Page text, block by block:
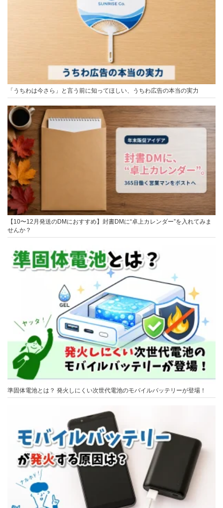
「うちわは今さら」と言う前に知ってほしい、うちわ広告の本当の実力
【10〜12月発送のDMにおすすめ】封書DMに“卓上カレンダー”を入れてみま
せんか？
準固体電池とは？ 発火しにくい次世代電池のモバイルバッテリーが登場！